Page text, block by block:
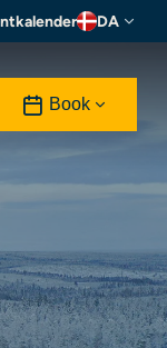
DA
Book